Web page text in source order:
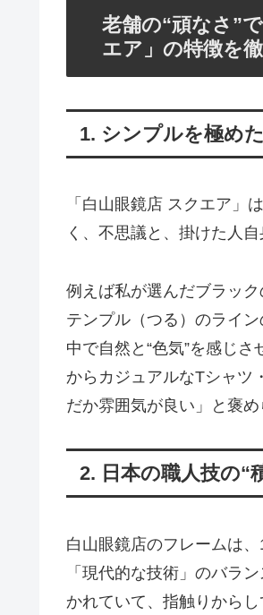
老舗の“頑なさ”
エア」の特徴を
1. シンプルを極め
「白山眼鏡店 スクエア」
く、不思議と、掛けた人
例えば私が選んだブラッ
テンプル（つる）のライ
中で自然と“色気”を感じ
からカジュアルなTシャツ
だか雰囲気が良い」と褒め
2. 日本の職人技の“
白山眼鏡店のフレームは
「現代的な技術」のバラ
かれていて、指触りから